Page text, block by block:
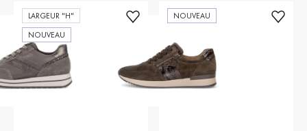
LARGEUR "H"
NOUVEAU
NOUVEAU